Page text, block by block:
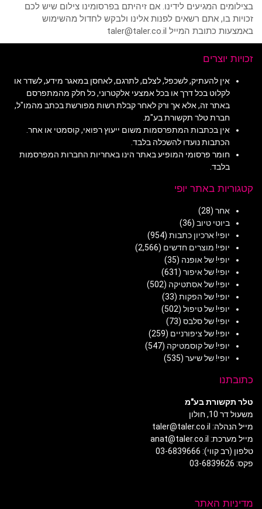
בצילומים המגיעים לידינו. אם זיהיתם בפרסומינו צילום שיש לכם
זכויות בו, אתם רשאים לפנות אלינו ולבקש לחדול מהשימוש
באמצעות כתובת המייל taler@taler.co.il
זכויות יוצרים
אין להעתיק, לשכפל, לצלם, לתרגם, לאחסן במאגר מידע, לשדר או
לקלוט בכל דרך או בכל אמצעי אלקטרוני, כל חלק מהמתפרסם
באתר זה, אלא אך ורק לאחר קבלת רשות מפורשת בכתב מהמו"ל,
חברת טלר תקשורת בע"מ.
אין בכתבות המתפרסמות משום ייעוץ רפואי, קוסמטי או אחר.
הכתבות נועדו להשכלה בלבד.
חומר פרסומי המופיע באתר הינו באחריות החברות המפרסמות
בלבד.
קטגוריות באתר יופי
אחר (28)
ביוטי טיוב (36)
יופי! ארכיון כתבות (954)
יופי! מוצרים חדשים (2,566)
יופי! של אופנה (35)
יופי! של איפור (631)
יופי! של אסתטיקה (502)
יופי! של הפקות (33)
יופי! של טיפול (502)
יופי! של סלבס (73)
יופי! של ציפורניים (259)
יופי! של קוסמטיקה (547)
יופי! של שיער (535)
כתובתנו
טלר תקשורת בע"מ
משעול דר 10, חולון
מייל הנהלה: taler@taler.co.il
מייל מערכת: anat@taler.co.il
טלפון (רב קווי): 03-6839666
פקס: 03-6839626
מדיניות האתר